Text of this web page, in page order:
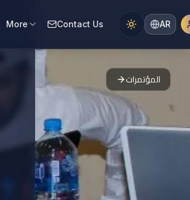
More Contact Us AR
المؤتمرات